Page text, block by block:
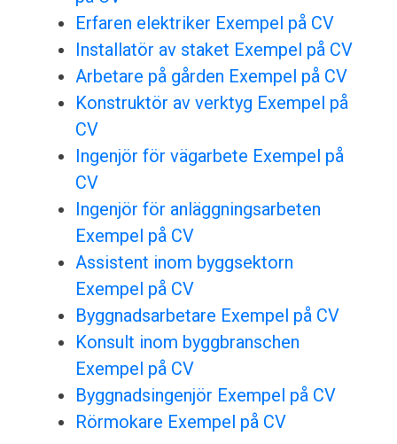
Erfaren elektriker Exempel på CV
Installatör av staket Exempel på CV
Arbetare på gården Exempel på CV
Konstruktör av verktyg Exempel på
CV
Ingenjör för vägarbete Exempel på
CV
Ingenjör för anläggningsarbeten
Exempel på CV
Assistent inom byggsektorn
Exempel på CV
Byggnadsarbetare Exempel på CV
Konsult inom byggbranschen
Exempel på CV
Byggnadsingenjör Exempel på CV
Rörmokare Exempel på CV